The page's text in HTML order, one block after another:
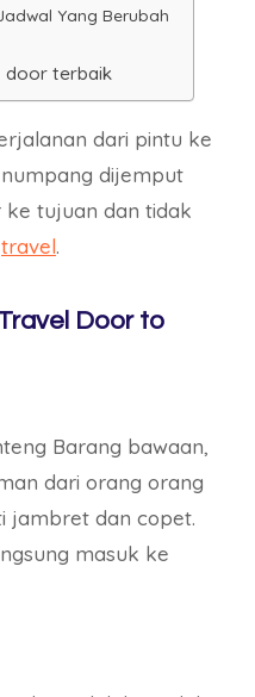
Yang Berubah
door terbaik
dari pintu ke
dijemput
tujuan dan tidak
travel.
Door to
Barang bawaan,
dari orang orang
jambret dan copet.
masuk ke